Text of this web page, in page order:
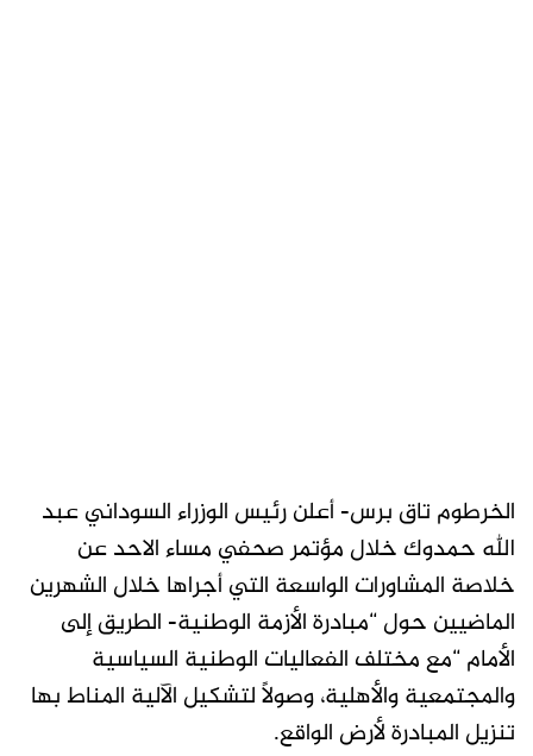
الخرطوم تاق برس- أعلن رئيس الوزراء السوداني عبد
الله حمدوك خلال مؤتمر صحفي مساء الاحد عن
خلاصة المشاورات الواسعة التي أجراها خلال الشهرين
الماضيين حول “مبادرة الأزمة الوطنية- الطريق إلى
الأمام “مع مختلف الفعاليات الوطنية السياسية
والمجتمعية والأهلية، وصولاً لتشكيل الآلية المناط بها
تنزيل المبادرة لأرض الواقع.